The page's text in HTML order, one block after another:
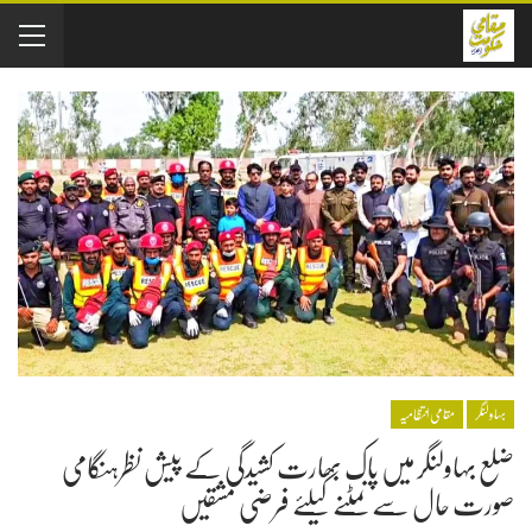
بہاولنگر مقامی انتظامیہ
ضلع بہاولنگر میں پاک بھارت کشیدگی کے پیش نظرہنگامی
صورت حال سے نمٹنے کیلئے فرضی مشقیں